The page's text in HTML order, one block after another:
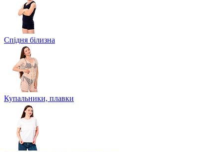
Спідня білизна
Купальники, плавки